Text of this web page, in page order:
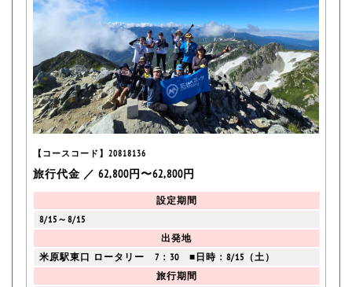
【コースコード】20818136
旅行代金 ／ 62,800円〜62,800円
設定期間
8/15～8/15
出発地
米原駅東口 ロータリー 7：30 ■日時：8/15（土）
旅行期間